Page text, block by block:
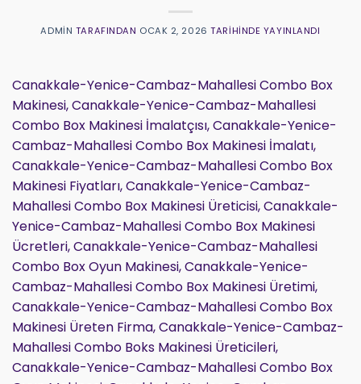
ADMIN TARAFINDAN OCAK 2, 2026 TARIHINDE YAYINLANDI
Canakkale-Yenice-Cambaz-Mahallesi Combo Box
Makinesi, Canakkale-Yenice-Cambaz-Mahallesi
Combo Box Makinesi İmalatçısı, Canakkale-Yenice-
Cambaz-Mahallesi Combo Box Makinesi İmalatı,
Canakkale-Yenice-Cambaz-Mahallesi Combo Box
Makinesi Fiyatları, Canakkale-Yenice-Cambaz-
Mahallesi Combo Box Makinesi Üreticisi, Canakkale-
Yenice-Cambaz-Mahallesi Combo Box Makinesi
Ücretleri, Canakkale-Yenice-Cambaz-Mahallesi
Combo Box Oyun Makinesi, Canakkale-Yenice-
Cambaz-Mahallesi Combo Box Makinesi Üretimi,
Canakkale-Yenice-Cambaz-Mahallesi Combo Box
Makinesi Üreten Firma, Canakkale-Yenice-Cambaz-
Mahallesi Combo Boks Makinesi Üreticileri,
Canakkale-Yenice-Cambaz-Mahallesi Combo Box